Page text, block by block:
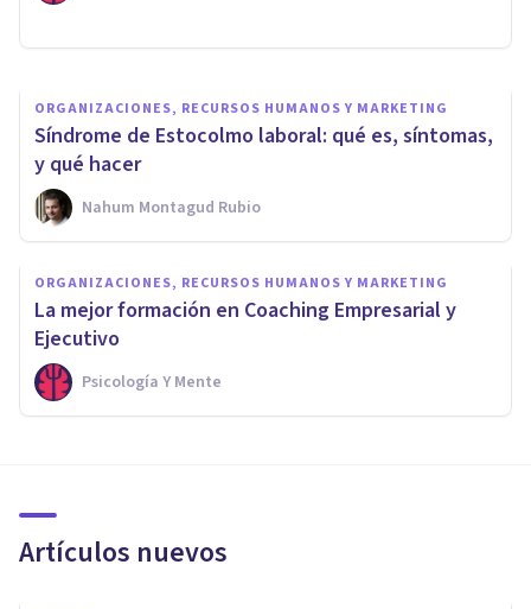
ORGANIZACIONES, RECURSOS HUMANOS Y MARKETING
Síndrome de Estocolmo laboral: qué es, síntomas,
y qué hacer
Nahum Montagud Rubio
ORGANIZACIONES, RECURSOS HUMANOS Y MARKETING
La mejor formación en Coaching Empresarial y
Ejecutivo
Psicología Y Mente
Artículos nuevos